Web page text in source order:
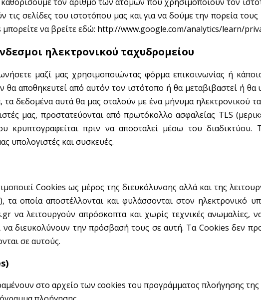
τις σελίδες του ιστοτόπου μας και για να δούμε την πορεία
να βρείτε εδώ: http://www.google.com/analytics/learn/
ηλεκτρονικού ταχυδρομείου
μαζί μας χρησιμοποιώντας φόρμα επικοινωνίας ή
αποθηκευτεί από αυτόν τον ιστότοπο ή θα μεταβιβαστεί ή
τα δεδομένα αυτά θα μας σταλούν με ένα μήνυμα
μας, προστατεύονται από πρωτόκολλο ασφαλείας TLS
κρυπτογραφείται πριν να αποσταλεί μέσω του
υπολογιστές και συσκευές.
Cookies ως μέρος της διευκόλυνσης αλλά και της
τα οποία αποστέλλονται και φυλάσσονται στον ηλεκτρονικό
να λειτουργούν απρόσκοπτα και χωρίς τεχνικές ανωμαλίες,
διευκολύνουν την πρόσβασή τους σε αυτή. Τα Cookies δεν
σε αυτούς.
στο αρχείο των cookies του προγράμματος πλοήγησης